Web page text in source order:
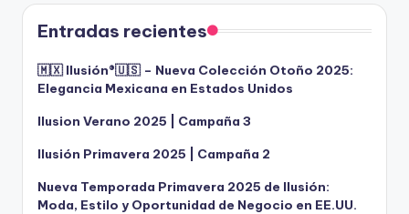
Entradas recientes
🇲🇽 Ilusión®️🇺🇸 – Nueva Colección Otoño 2025:
Elegancia Mexicana en Estados Unidos
Ilusion Verano 2025 | Campaña 3
Ilusión Primavera 2025 | Campaña 2
Nueva Temporada Primavera 2025 de Ilusión:
Moda, Estilo y Oportunidad de Negocio en EE.UU.